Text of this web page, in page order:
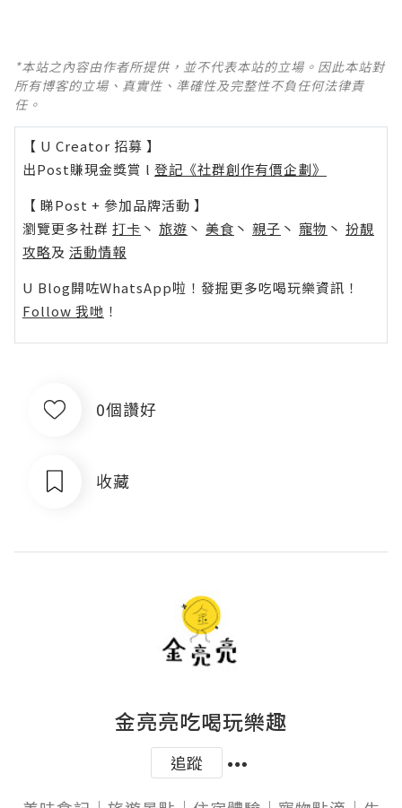
*本站之內容由作者所提供，並不代表本站的立場。因此本站對
所有博客的立場、真實性、準確性及完整性不負任何法律責
任。
【 U Creator 招募 】
出Post賺現金獎賞 l 登記《社群創作有價企劃》
【 睇Post + 參加品牌活動 】
瀏覽更多社群 打卡 丶 旅遊 丶 美食 丶 親子 丶 寵物 丶 扮靚
攻略及 活動情報
U Blog開咗WhatsApp啦！發掘更多吃喝玩樂資訊！
Follow 我哋 ！
0個讚好
收藏
金亮亮吃喝玩樂趣
追蹤